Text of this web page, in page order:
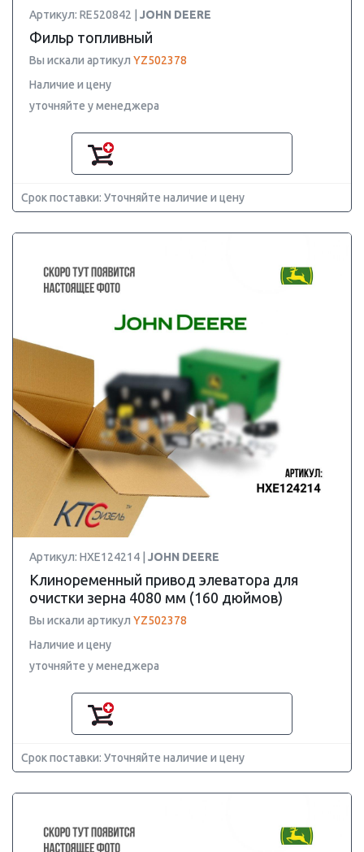
Артикул: RE520842 | JOHN DEERE
Фильр топливный
Вы искали артикул YZ502378
Наличие и цену
уточняйте у менеджера
Срок поставки: Уточняйте наличие и цену
Артикул: HXE124214 | JOHN DEERE
Клиноременный привод элеватора для
очистки зерна 4080 мм (160 дюймов)
Вы искали артикул YZ502378
Наличие и цену
уточняйте у менеджера
Срок поставки: Уточняйте наличие и цену